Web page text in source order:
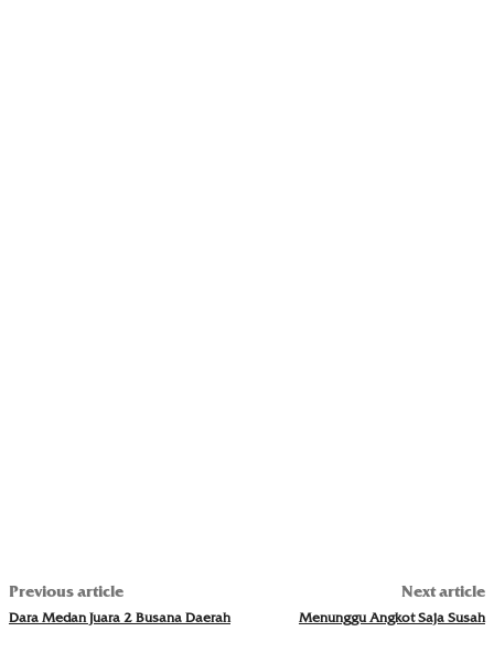
Previous article
Dara Medan Juara 2 Busana Daerah
Next article
Menunggu Angkot Saja Susah